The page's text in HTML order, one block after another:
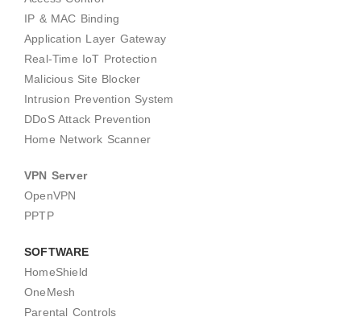
IP & MAC Binding
Application Layer Gateway
Real-Time IoT Protection
Malicious Site Blocker
Intrusion Prevention System
DDoS Attack Prevention
Home Network Scanner
VPN Server
OpenVPN
PPTP
SOFTWARE
HomeShield
OneMesh
Parental Controls